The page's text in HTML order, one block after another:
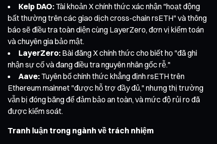
Kelp DAO: Tài khoản X chính thức xác nhận "hoạt động
bất thường trên các giao dịch cross-chain rsETH" và thông
báo sẽ điều tra toàn diện cùng LayerZero, đơn vị kiểm toán
và chuyên gia bảo mật.
LayerZero: Bài đăng X chính thức cho biết họ "đã ghi
nhận sự cố và đang điều tra nguyên nhân gốc rễ."
Aave: Tuyên bố chính thức khẳng định rsETH trên
Ethereum mainnet "được hỗ trợ đầy đủ," nhưng thị trường
vẫn bị đóng băng để đảm bảo an toàn, và mức độ rủi ro đã
được kiểm soát.
Tranh luận trong ngành về trách nhiệm